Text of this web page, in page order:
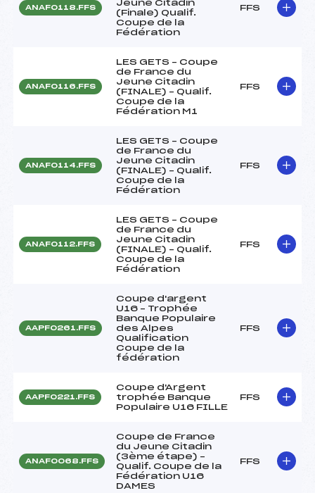
ANAF0118.FFS
Jeune Citadin
(Finale) Qualif.
Coupe de la
Fédération
FFS
ANAF0116.FFS
LES GETS – Coupe
de France du
Jeune Citadin
(FINALE) – Qualif.
Coupe de la
Fédération M1
FFS
ANAF0114.FFS
LES GETS – Coupe
de France du
Jeune Citadin
(FINALE) – Qualif.
Coupe de la
Fédération
FFS
ANAF0112.FFS
LES GETS – Coupe
de France du
Jeune Citadin
(FINALE) – Qualif.
Coupe de la
Fédération
FFS
AAPF0261.FFS
Coupe d'argent
U16 – Trophée
Banque Populaire
des Alpes
Qualification
Coupe de la
fédération
FFS
AAPF0221.FFS
Coupe d'Argent
trophée Banque
Populaire U16 FILLE
FFS
ANAF0068.FFS
Coupe de France
du Jeune Citadin
(3ème étape) –
Qualif. Coupe de la
Fédération U16
DAMES
FFS